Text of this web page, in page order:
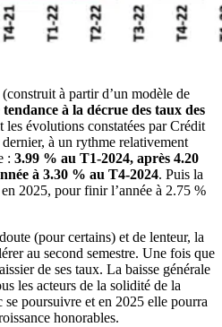
à partir d’un modèle de
tendance à la décrue des taux des
les évolutions constatées par Crédit
à un rythme relativement
: 3.99 % au T1-2024, après 4.20
à 3.30 % au T4-2024. Puis la
2025, pour finir l’année à 2.75 %
(pour certains) et de lenteur, la
au second semestre. Une fois que
de ses taux. La baisse générale
les acteurs de la solidité de la
poursuivre et en 2025 elle pourra
honorables.